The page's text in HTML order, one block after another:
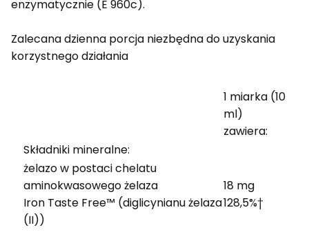
enzymatycznie (E 960c).
Zalecana dzienna porcja niezbędna do uzyskania
korzystnego działania
1 miarka (10
ml)
zawiera:
Składniki mineralne:
żelazo w postaci chelatu
aminokwasowego żelaza
Iron Taste Free™ (diglicynianu żelaza
(II))
18 mg
128,5%†